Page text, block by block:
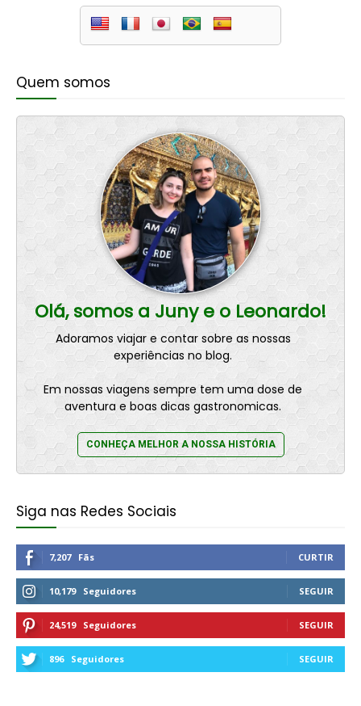
Quem somos
Olá, somos a Juny e o Leonardo!
Adoramos viajar e contar sobre as nossas
experiências no blog.
Em nossas viagens sempre tem uma dose de
aventura e boas dicas gastronomicas.
CONHEÇA MELHOR A NOSSA HISTÓRIA
Siga nas Redes Sociais
7,207 Fãs CURTIR
10,179 Seguidores SEGUIR
24,519 Seguidores SEGUIR
896 Seguidores SEGUIR